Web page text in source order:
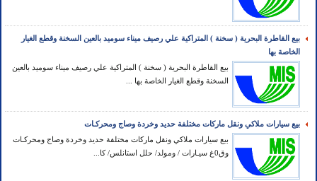
بيع القاطرة البحرية ( سخنة ) المتراكية علي رصيف ميناء سوميد بالعين السخنة وقطع الغيار
الخاصة بها
بيع القاطرة البحرية ( سخنة ) المتراكية علي رصيف ميناء سوميد بالعين
السخنة وقطع الغيار الخاصة بها ...
بيع سيارات ملاكي ونقل ماركات مختلفة حديد وخردة وصاج ومحركـات
بيع سيارات ملاكي ونقل ماركات مختلفة حديد وخردة وصاج ومحركـات
وق0غ سيـارات / ومولد/ حلل استانلس/ كا...